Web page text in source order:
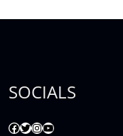
SOCIALS
Facebook Twitter InstagramYouTube